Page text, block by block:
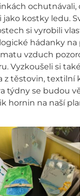
ochutnávali,
jako kostky ledu.
si vyrobili
hádanky
vzduch
Vyzkoušeli si
z těstovin, textilní
týdny se budou
hornin na naší